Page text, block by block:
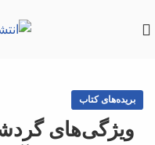
بریده‌های کتاب
ویژگی‌‌های